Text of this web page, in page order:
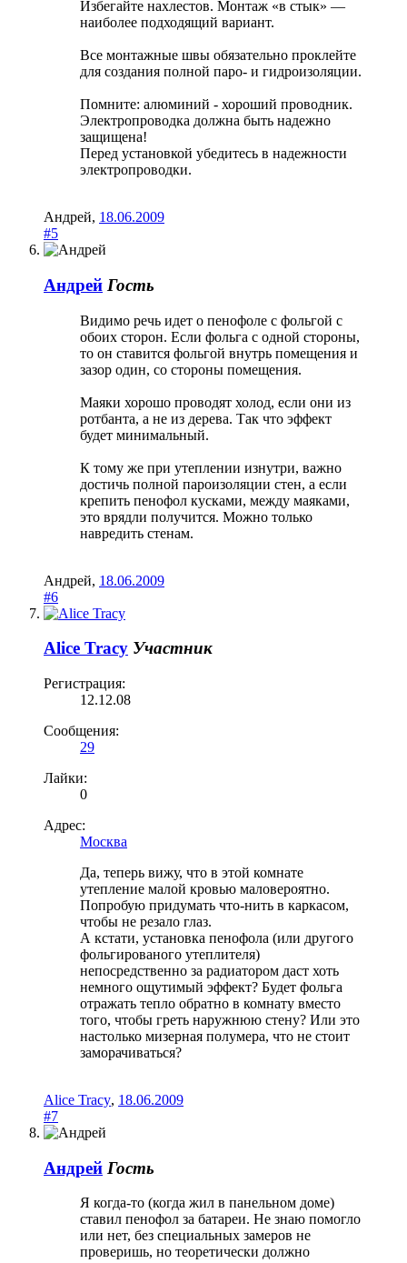
Избегайте нахлестов. Монтаж «в стык» —
наиболее подходящий вариант.
Все монтажные швы обязательно проклейте
для создания полной паро- и гидроизоляции.
Помните: алюминий - хороший проводник.
Электропроводка должна быть надежно
защищена!
Перед установкой убедитесь в надежности
электропроводки.
Андрей, 18.06.2009
#5
Андрей Гость
Видимо речь идет о пенофоле с фольгой с
обоих сторон. Если фольга с одной стороны,
то он ставится фольгой внутрь помещения и
зазор один, со стороны помещения.
Маяки хорошо проводят холод, если они из
ротбанта, а не из дерева. Так что эффект
будет минимальный.
К тому же при утеплении изнутри, важно
достичь полной пароизоляции стен, а если
крепить пенофол кусками, между маяками,
это врядли получится. Можно только
навредить стенам.
Андрей, 18.06.2009
#6
Alice Tracy Участник
Регистрация:
12.12.08
Сообщения:
29
Лайки:
0
Адрес:
Москва
Да, теперь вижу, что в этой комнате
утепление малой кровью маловероятно.
Попробую придумать что-нить в каркасом,
чтобы не резало глаз.
А кстати, установка пенофола (или другого
фольгированого утеплителя)
непосредственно за радиатором даст хоть
немного ощутимый эффект? Будет фольга
отражать тепло обратно в комнату вместо
того, чтобы греть наружнюю стену? Или это
настолько мизерная полумера, что не стоит
заморачиваться?
Alice Tracy, 18.06.2009
#7
Андрей Гость
Я когда-то (когда жил в панельном доме)
ставил пенофол за батареи. Не знаю помогло
или нет, без специальных замеров не
проверишь, но теоретически должно